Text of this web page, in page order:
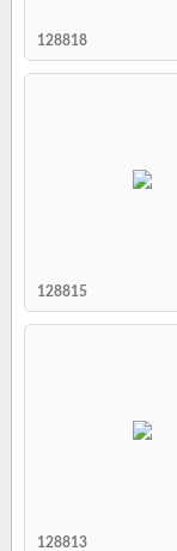
128818
128815
128813